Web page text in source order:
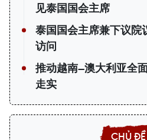
见泰国国会主席
泰国国会主席兼下议院
访问
推动越南—澳大利亚全
走实